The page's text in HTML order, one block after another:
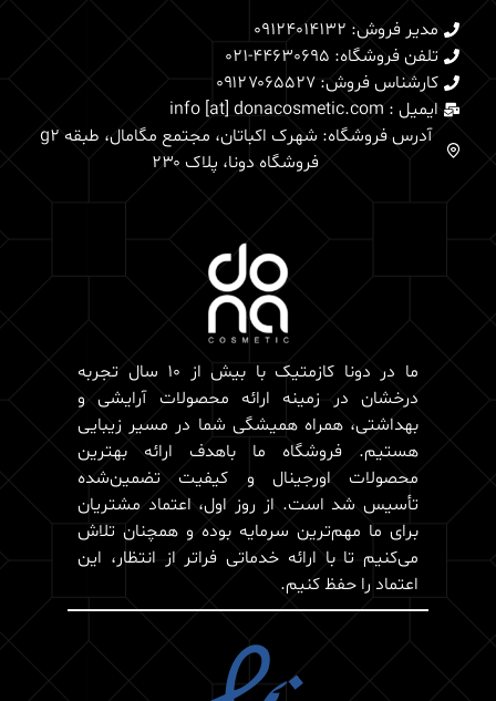
مدیر فروش: 09124014132
تلفن فروشگاه: 44630695-021
کارشناس فروش: 0۹۱۲۷۰۶۵۵۲۷
ایمیل : info [at] donacosmetic.com
آدرس فروشگاه: شهرک اکباتان، مجتمع مگامال، طبقه g2
فروشگاه دونا، پلاک ۲۳۰
ما در دونا کازمتیک با بیش از 10 سال تجربه
درخشان در زمینه ارائه محصولات آرایشی و
بهداشتی، همراه همیشگی شما در مسیر زیبایی
هستیم. فروشگاه ما باهدف ارائه بهترین
محصولات اورجینال و کیفیت تضمین‌شده
تأسیس شد است. از روز اول، اعتماد مشتریان
برای ما مهم‌ترین سرمایه بوده و همچنان تلاش
می‌کنیم تا با ارائه خدماتی فراتر از انتظار، این
اعتماد را حفظ کنیم.